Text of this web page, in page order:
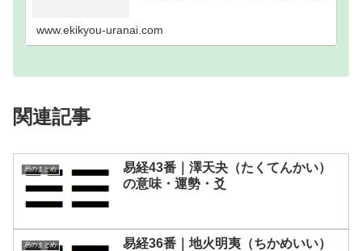
www.ekikyou-uranai.com
関連記事
易のまとめ
易経43番｜澤天夬（たくてんかい）
の意味・運勢・爻
易のまとめ
易経36番｜地火明夷（ちかめいい）